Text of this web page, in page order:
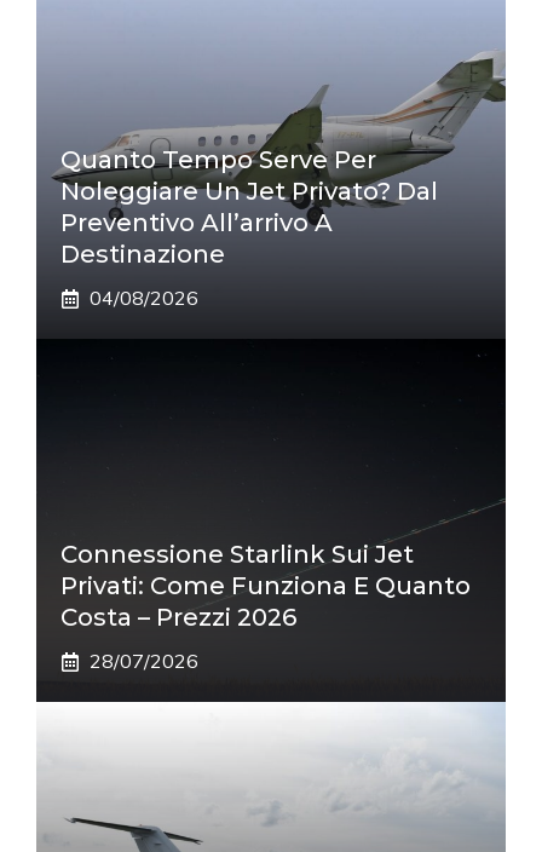
Quanto Tempo Serve Per
Noleggiare Un Jet Privato? Dal
Preventivo All’arrivo A
Destinazione
04/08/2026
Connessione Starlink Sui Jet
Privati: Come Funziona E Quanto
Costa – Prezzi 2026
28/07/2026